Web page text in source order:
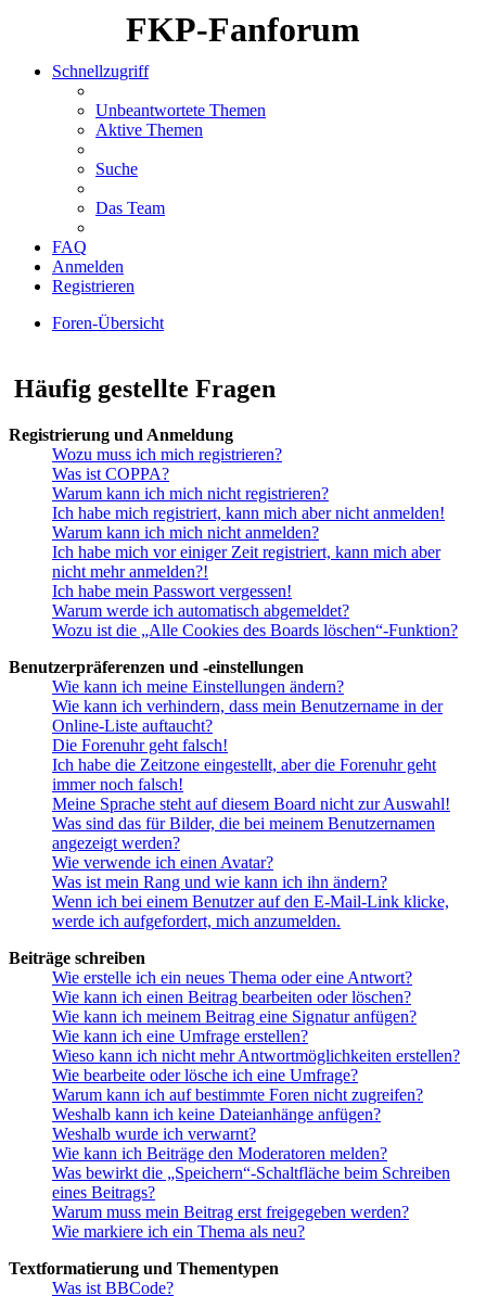
FKP-Fanforum
Schnellzugriff
Unbeantwortete Themen
Aktive Themen
Suche
Das Team
FAQ
Anmelden
Registrieren
Foren-Übersicht
Häufig gestellte Fragen
Registrierung und Anmeldung
Wozu muss ich mich registrieren?
Was ist COPPA?
Warum kann ich mich nicht registrieren?
Ich habe mich registriert, kann mich aber nicht anmelden!
Warum kann ich mich nicht anmelden?
Ich habe mich vor einiger Zeit registriert, kann mich aber
nicht mehr anmelden?!
Ich habe mein Passwort vergessen!
Warum werde ich automatisch abgemeldet?
Wozu ist die „Alle Cookies des Boards löschen“-Funktion?
Benutzerpräferenzen und -einstellungen
Wie kann ich meine Einstellungen ändern?
Wie kann ich verhindern, dass mein Benutzername in der
Online-Liste auftaucht?
Die Forenuhr geht falsch!
Ich habe die Zeitzone eingestellt, aber die Forenuhr geht
immer noch falsch!
Meine Sprache steht auf diesem Board nicht zur Auswahl!
Was sind das für Bilder, die bei meinem Benutzernamen
angezeigt werden?
Wie verwende ich einen Avatar?
Was ist mein Rang und wie kann ich ihn ändern?
Wenn ich bei einem Benutzer auf den E-Mail-Link klicke,
werde ich aufgefordert, mich anzumelden.
Beiträge schreiben
Wie erstelle ich ein neues Thema oder eine Antwort?
Wie kann ich einen Beitrag bearbeiten oder löschen?
Wie kann ich meinem Beitrag eine Signatur anfügen?
Wie kann ich eine Umfrage erstellen?
Wieso kann ich nicht mehr Antwortmöglichkeiten erstellen?
Wie bearbeite oder lösche ich eine Umfrage?
Warum kann ich auf bestimmte Foren nicht zugreifen?
Weshalb kann ich keine Dateianhänge anfügen?
Weshalb wurde ich verwarnt?
Wie kann ich Beiträge den Moderatoren melden?
Was bewirkt die „Speichern“-Schaltfläche beim Schreiben
eines Beitrags?
Warum muss mein Beitrag erst freigegeben werden?
Wie markiere ich ein Thema als neu?
Textformatierung und Thementypen
Was ist BBCode?